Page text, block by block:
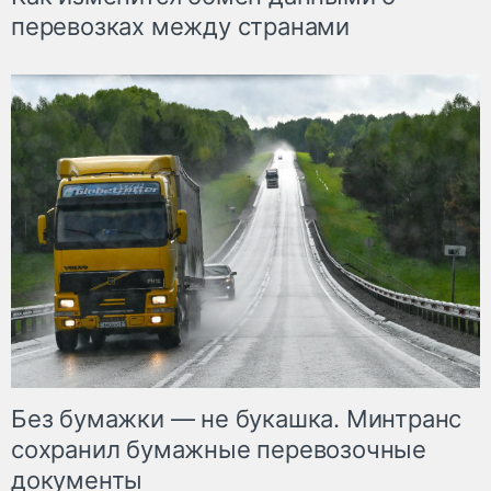
перевозках между странами
Без бумажки — не букашка. Минтранс
сохранил бумажные перевозочные
документы